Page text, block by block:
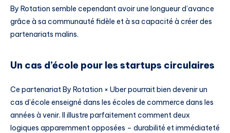
By Rotation semble cependant avoir une longueur d’avance
grâce à sa communauté fidèle et à sa capacité à créer des
partenariats malins.
Un cas d’école pour les startups circulaires
Ce partenariat By Rotation × Uber pourrait bien devenir un
cas d’école enseigné dans les écoles de commerce dans les
années à venir. Il illustre parfaitement comment deux
logiques apparemment opposées – durabilité et immédiateté